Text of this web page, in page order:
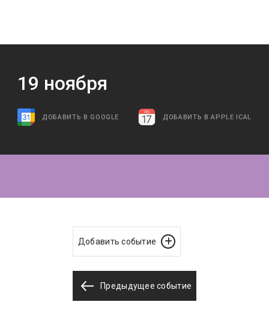
19 ноября
ДОБАВИТЬ В GOOGLE ДОБАВИТЬ В APPLE ICAL
Добавить событие
Предыдущее событие